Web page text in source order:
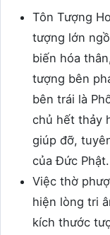
Tôn Tượng
tượng lớn
biến hóa
tượng bên
bên trái là
chủ hết thảy
giúp đỡ,
của Đức Phật.
Việc thờ
hiện lòng tri
kích thước